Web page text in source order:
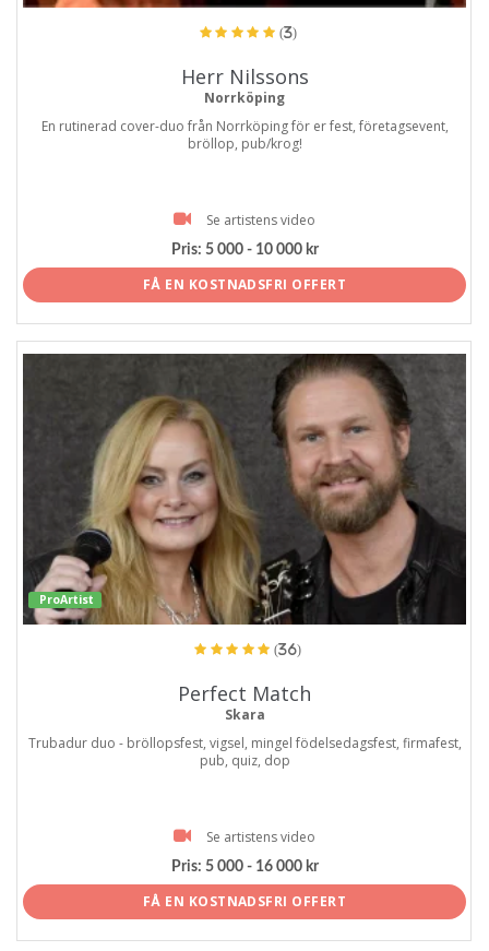
(3)
Herr Nilssons
Norrköping
En rutinerad cover-duo från Norrköping för er fest, företagsevent,
bröllop, pub/krog!
Se artistens video
Pris: 5 000 - 10 000 kr
FÅ EN KOSTNADSFRI OFFERT
ProArtist
(36)
Perfect Match
Skara
Trubadur duo - bröllopsfest, vigsel, mingel födelsedagsfest, firmafest,
pub, quiz, dop
Se artistens video
Pris: 5 000 - 16 000 kr
FÅ EN KOSTNADSFRI OFFERT